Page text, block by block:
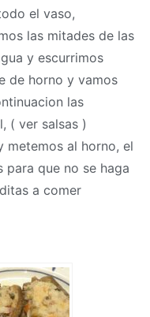
el vaso,
las mitades de las
y escurrimos
de horno y vamos
las
( ver salsas )
metemos al horno, el
para que no se haga
a comer